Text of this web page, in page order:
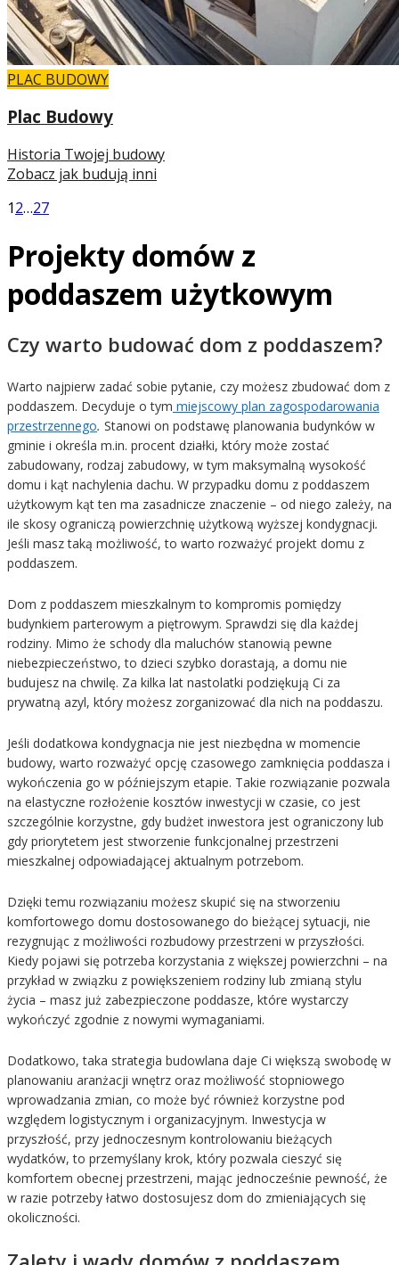
PLAC BUDOWY
Plac Budowy
Historia Twojej budowy
Zobacz jak budują inni
12…27
Projekty domów z
poddaszem użytkowym
Czy warto budować dom z poddaszem?
Warto najpierw zadać sobie pytanie, czy możesz zbudować dom z
poddaszem. Decyduje o tym miejscowy plan zagospodarowania
przestrzennego. Stanowi on podstawę planowania budynków w
gminie i określa m.in. procent działki, który może zostać
zabudowany, rodzaj zabudowy, w tym maksymalną wysokość
domu i kąt nachylenia dachu. W przypadku domu z poddaszem
użytkowym kąt ten ma zasadnicze znaczenie – od niego zależy, na
ile skosy ograniczą powierzchnię użytkową wyższej kondygnacji.
Jeśli masz taką możliwość, to warto rozważyć projekt domu z
poddaszem.
Dom z poddaszem mieszkalnym to kompromis pomiędzy
budynkiem parterowym a piętrowym. Sprawdzi się dla każdej
rodziny. Mimo że schody dla maluchów stanowią pewne
niebezpieczeństwo, to dzieci szybko dorastają, a domu nie
budujesz na chwilę. Za kilka lat nastolatki podziękują Ci za
prywatną azyl, który możesz zorganizować dla nich na poddaszu.
Jeśli dodatkowa kondygnacja nie jest niezbędna w momencie
budowy, warto rozważyć opcję czasowego zamknięcia poddasza i
wykończenia go w późniejszym etapie. Takie rozwiązanie pozwala
na elastyczne rozłożenie kosztów inwestycji w czasie, co jest
szczególnie korzystne, gdy budżet inwestora jest ograniczony lub
gdy priorytetem jest stworzenie funkcjonalnej przestrzeni
mieszkalnej odpowiadającej aktualnym potrzebom.
Dzięki temu rozwiązaniu możesz skupić się na stworzeniu
komfortowego domu dostosowanego do bieżącej sytuacji, nie
rezygnując z możliwości rozbudowy przestrzeni w przyszłości.
Kiedy pojawi się potrzeba korzystania z większej powierzchni – na
przykład w związku z powiększeniem rodziny lub zmianą stylu
życia – masz już zabezpieczone poddasze, które wystarczy
wykończyć zgodnie z nowymi wymaganiami.
Dodatkowo, taka strategia budowlana daje Ci większą swobodę w
planowaniu aranżacji wnętrz oraz możliwość stopniowego
wprowadzania zmian, co może być również korzystne pod
względem logistycznym i organizacyjnym. Inwestycja w
przyszłość, przy jednoczesnym kontrolowaniu bieżących
wydatków, to przemyślany krok, który pozwala cieszyć się
komfortem obecnej przestrzeni, mając jednocześnie pewność, że
w razie potrzeby łatwo dostosujesz dom do zmieniających się
okoliczności.